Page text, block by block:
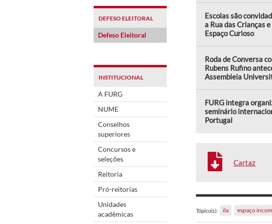
DEFESO ELEITORAL
Defeso Eleitoral
INSTITUCIONAL
A FURG
NUME
Conselhos
superiores
Concursos e
seleções
Reitoria
Pró-reitorias
Unidades
acadêmicas
Escolas são
a Rua das Crianças e
Espaço Curioso
Roda de Conversa
Rubens Rufino
Assembleia
FURG integra
seminário
Portugal
Cartaz
Tópico(s): ila espaço